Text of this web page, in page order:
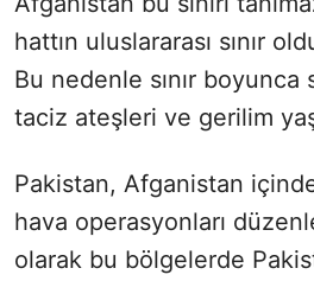
hattın uluslararası sınır
Bu nedenle sınır boyunca
taciz ateşleri ve gerilim
Pakistan, Afganistan
hava operasyonları
olarak bu bölgelerde